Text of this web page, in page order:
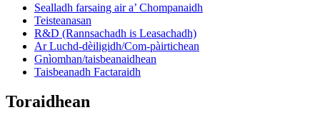
Sealladh farsaing air a’ Chompanaidh
Teisteanasan
R&D (Rannsachadh is Leasachadh)
Ar Luchd-dèiligidh/Com-pàirtichean
Gnìomhan/taisbeanaidhean
Taisbeanadh Factaraidh
Toraidhean